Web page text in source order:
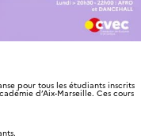
pour tous les étudiants inscrits
d’Aix-Marseille. Ces cours